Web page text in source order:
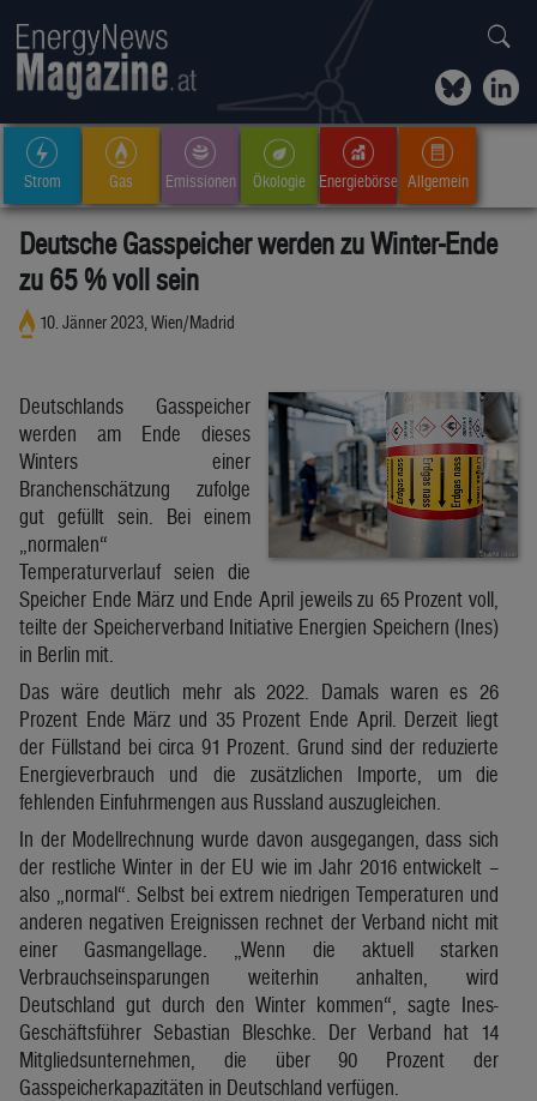
Strom Gas Emissionen Ökologie Energiebörse Allgemein
Deutsche Gasspeicher werden zu Winter-Ende
zu 65 % voll sein
10. Jänner 2023, Wien/Madrid
Deutschlands Gasspeicher
werden am Ende dieses
Winters einer
Branchenschätzung zufolge
gut gefüllt sein. Bei einem
„normalen“
Temperaturverlauf seien die
Speicher Ende März und Ende April jeweils zu 65 Prozent voll,
teilte der Speicherverband Initiative Energien Speichern (Ines)
in Berlin mit.
Das wäre deutlich mehr als 2022. Damals waren es 26
Prozent Ende März und 35 Prozent Ende April. Derzeit liegt
der Füllstand bei circa 91 Prozent. Grund sind der reduzierte
Energieverbrauch und die zusätzlichen Importe, um die
fehlenden Einfuhrmengen aus Russland auszugleichen.
In der Modellrechnung wurde davon ausgegangen, dass sich
der restliche Winter in der EU wie im Jahr 2016 entwickelt –
also „normal“. Selbst bei extrem niedrigen Temperaturen und
anderen negativen Ereignissen rechnet der Verband nicht mit
einer Gasmangellage. „Wenn die aktuell starken
Verbrauchseinsparungen weiterhin anhalten, wird
Deutschland gut durch den Winter kommen“, sagte Ines-
Geschäftsführer Sebastian Bleschke. Der Verband hat 14
Mitgliedsunternehmen, die über 90 Prozent der
Gasspeicherkapazitäten in Deutschland verfügen.